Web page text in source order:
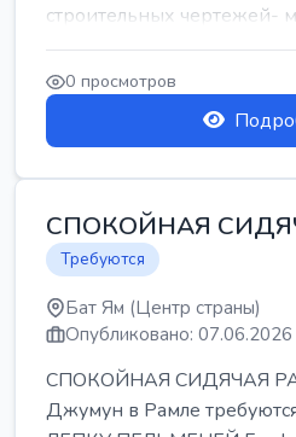
строительных чертежей-
армокаркасыОпл...
0 просмотров
СПОКОЙНАЯ
Требуются
Бат Ям (Центр страны)
Опубликовано: 07.06.2026
СПОКОЙНАЯ СИДЯЧАЯ
Джумун в Рамле